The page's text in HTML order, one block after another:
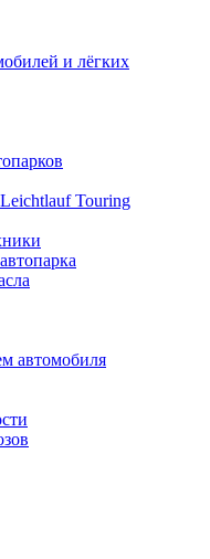
и лёгких
Touring
автомобиля